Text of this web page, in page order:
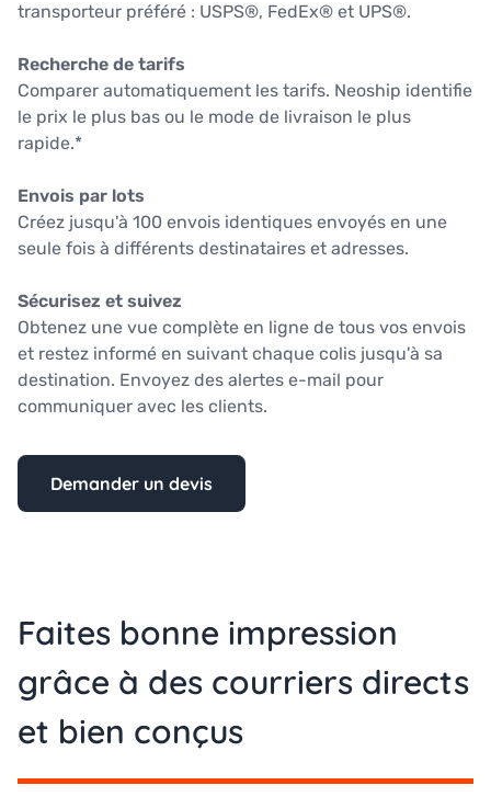
transporteur préféré : USPS®, FedEx® et UPS®.
Recherche de tarifs
Comparer automatiquement les tarifs. Neoship identifie
le prix le plus bas ou le mode de livraison le plus
rapide.*
Envois par lots
Créez jusqu'à 100 envois identiques envoyés en une
seule fois à différents destinataires et adresses.
Sécurisez et suivez
Obtenez une vue complète en ligne de tous vos envois
et restez informé en suivant chaque colis jusqu'à sa
destination. Envoyez des alertes e-mail pour
communiquer avec les clients.
Demander un devis
Faites bonne impression
grâce à des courriers directs
et bien conçus